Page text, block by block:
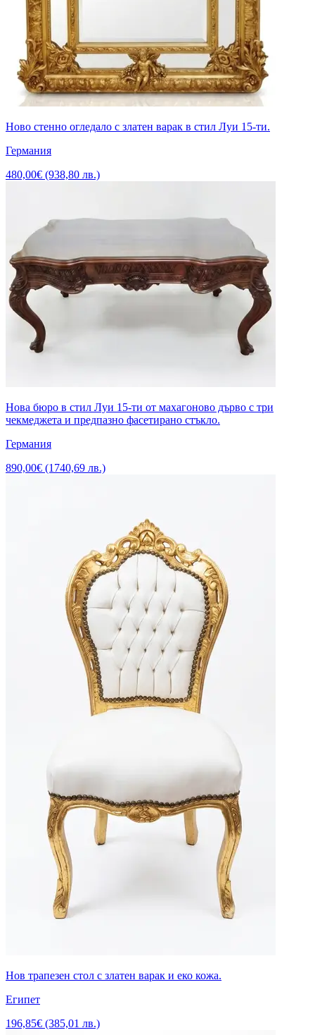
Ново стенно огледало с златен варак в стил Луи 15-ти.
Германия
480,00€ (938,80 лв.)
Нова бюро в стил Луи 15-ти от махагоново дърво с три
чекмеджета и предпазно фасетирано стъкло.
Германия
890,00€ (1740,69 лв.)
Нов трапезен стол с златен варак и еко кожа.
Египет
196,85€ (385,01 лв.)